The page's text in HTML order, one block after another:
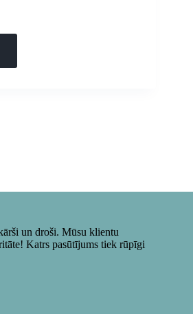
un droši. Mūsu klientu
Katrs pasūtījums tiek rūpīgi